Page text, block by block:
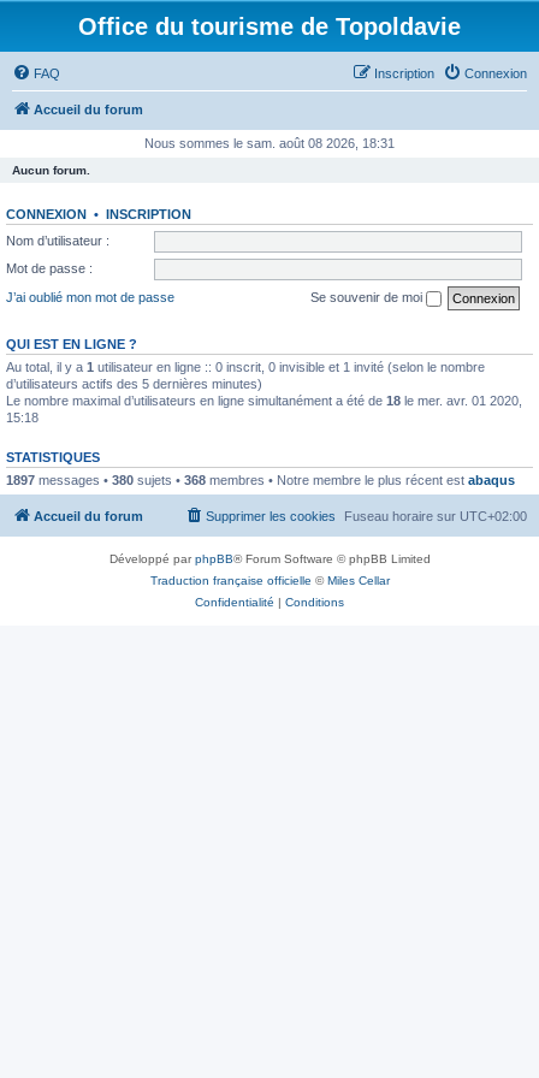
Office du tourisme de Topoldavie
FAQ Connexion
Inscription
Accueil du forum
Nous sommes le sam. août 08 2026, 18:31
Aucun forum.
CONNEXION • INSCRIPTION
Nom d’utilisateur :
Mot de passe :
J’ai oublié mon mot de passe
Se souvenir de moi
QUI EST EN LIGNE ?
Au total, il y a 1 utilisateur en ligne :: 0 inscrit, 0 invisible et 1 invité (selon le nombre
d’utilisateurs actifs des 5 dernières minutes)
Le nombre maximal d’utilisateurs en ligne simultanément a été de 18 le mer. avr. 01 2020,
15:18
STATISTIQUES
1897 messages • 380 sujets • 368 membres • Notre membre le plus récent est abaqus
Accueil du forum Fuseau horaire sur UTC+02:00
Supprimer les cookies
Développé parphpBB® Forum Software © phpBB Limited
Traduction française officielle ©Miles Cellar
Confidentialité | Conditions